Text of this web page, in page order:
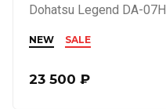
Dohatsu Legend DA-07H
NEW SALE
23 500 ₽